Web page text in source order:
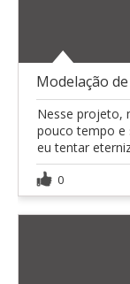
Nesse projeto,
pouco tempo e
eu tentar
0